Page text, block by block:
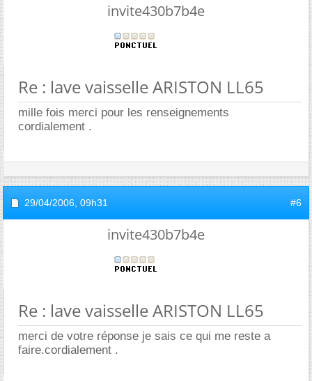
invite430b7b4e
Re : lave vaisselle ARISTON LL65
mille fois merci pour les renseignements
cordialement .
29/04/2006, 09h31 #6
invite430b7b4e
Re : lave vaisselle ARISTON LL65
merci de votre réponse je sais ce qui me reste a
faire.cordialement .